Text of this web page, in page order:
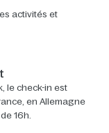
activités et
le check-in est
en Allemagne
16h.